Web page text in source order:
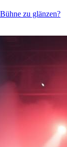
zu glänzen?